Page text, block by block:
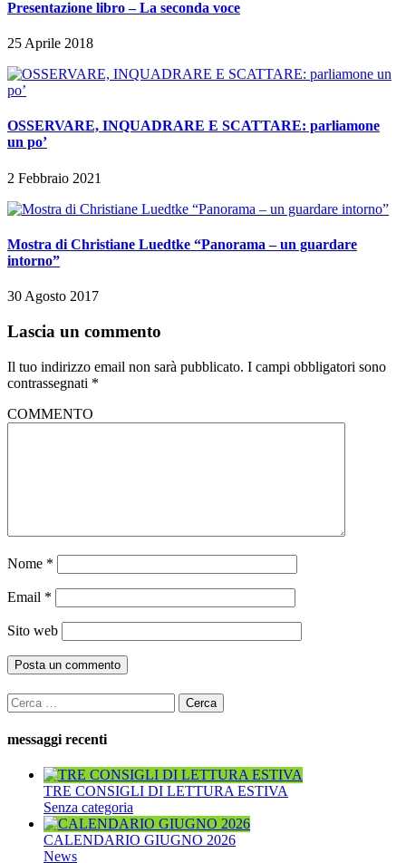
Presentazione libro – La seconda voce
25 Aprile 2018
OSSERVARE, INQUADRARE E SCATTARE: parliamone
un po’
2 Febbraio 2021
Mostra di Christiane Luedtke “Panorama – un guardare
intorno”
30 Agosto 2017
Lascia un commento
Il tuo indirizzo email non sarà pubblicato. I campi obbligatori sono
contrassegnati *
COMMENTO
Nome *
Email *
Sito web
Ricerca
per:
messaggi recenti
TRE CONSIGLI DI LETTURA ESTIVA
Senza categoria
CALENDARIO GIUGNO 2026
News